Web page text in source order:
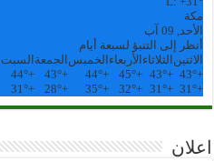
مكة
الأحد, 09 آب
أنظر إلى التنبؤ لسبعة أيام
الاثنين الثلاثاء الأربعاء الخميس الجمعة السبت
+
43°
+
43°
+
45°
+
44°
+
43°
+
44°
+
31°
+
31°
+
32°
+
35°
+
28°
+
31°
اعلان